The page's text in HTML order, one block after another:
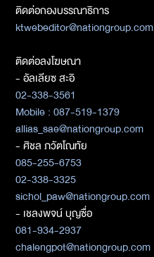
ติดต่อกองบรรณาธิการ
ktwebeditor@nationgroup.com
ติดต่อลงโฆษณา
- อัลเลียซ สะอิ
02-338-3561
Mobile : 087-519-1379
allias_sae@nationgroup.com
- ศิชล ภวัตโณทัย
085-255-6753
02-338-3325
sichol_paw@nationgroup.com
- เชลงพจน์ บุญซื่อ
081-934-2937
chalengpot@nationgroup.com